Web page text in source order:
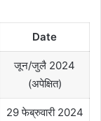
Date
जून/जुलै 2024
(अपेक्षित)
29 फेब्रुवारी 2024